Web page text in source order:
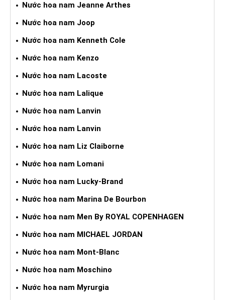
Nước hoa nam Jeanne Arthes
Nước hoa nam Joop
Nước hoa nam Kenneth Cole
Nước hoa nam Kenzo
Nước hoa nam Lacoste
Nước hoa nam Lalique
Nước hoa nam Lanvin
Nước hoa nam Lanvin
Nước hoa nam Liz Claiborne
Nước hoa nam Lomani
Nước hoa nam Lucky-Brand
Nước hoa nam Marina De Bourbon
Nước hoa nam Men By ROYAL COPENHAGEN
Nước hoa nam MICHAEL JORDAN
Nước hoa nam Mont-Blanc
Nước hoa nam Moschino
Nước hoa nam Myrurgia